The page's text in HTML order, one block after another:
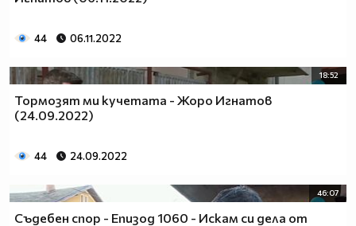
44 06.11.2022
18:52
Тормозят ми кучетата - Жоро Игнатов
(24.09.2022)
44 24.09.2022
46:07
Съдебен спор - Епизод 1060 - Искам си дела от